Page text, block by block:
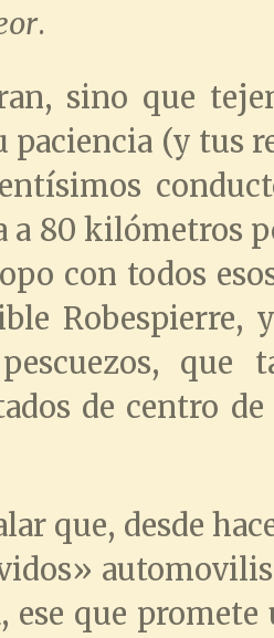
.
sino que
paciencia (y tus
a 80 kilómetros
con todos
Robespierre,
que
de centro
que, desde
que